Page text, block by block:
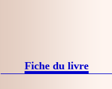
Fiche du livre